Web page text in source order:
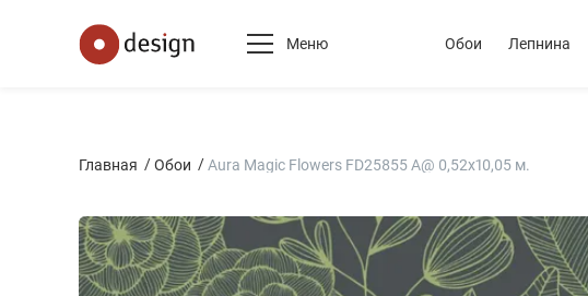
Меню Обои Лепнина
Главная Обои Aura Magic Flowers FD25855 A@ 0,52x10,05 м.